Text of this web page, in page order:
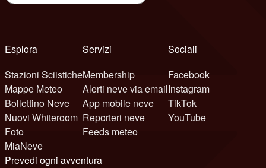
Esplora
Stazioni Sciistiche
Mappe Meteo
Bollettino Neve
Nuovi Whiteroom
Foto
MiaNeve
Servizi
Membership
Alerti neve via email
App mobile neve
Reporteri neve
Feeds meteo
Sociali
Facebook
Instagram
TikTok
YouTube
Prevedi ogni avventura